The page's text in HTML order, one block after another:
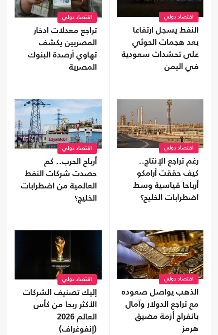
اقتصاد دولي
النفط يسجل ارتفاعا
بعد هجمات الحوثي
على تحشدات سعودية
في اليمن
اقتصاد دولي
تراجع معدلات ادخار
المصريين يكشف
تهاوي أرصدة البنوك
المصرية
اقتصاد دولي
رغم تراجع الإنتاج..
كيف حققت أرامكو
أرباحا قياسية وسط
اضطرابات الخليج؟
اقتصاد دولي
أرباح الحرب.. كم
حصدت شركات النفط
العالمية من اضطرابات
الخليج؟
اقتصاد دولي
الذهب يواصل صعوده
مع تراجع الدولار وآمال
بانفراج أزمة مضيق
هرمز
اقتصاد دولي
إليك تصنيف الشركات
الأكثر ربحا من كأس
العالم 2026
(إنفوغراف)